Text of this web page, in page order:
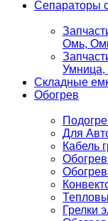
Сепараторы
Омь,
Умница,
Складные
Обогрев
Для
Кабель
Грелки